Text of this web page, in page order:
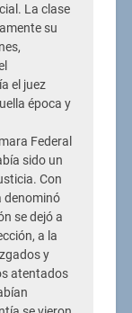
La clase
su
el juez
época y
Federal
sido un
Con
denominó
se dejó a
a la
y
atentados